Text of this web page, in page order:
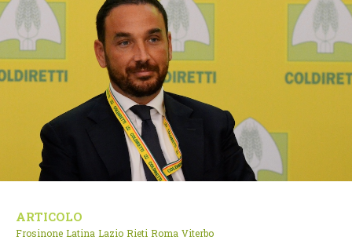
ARTICOLO
Frosinone Latina Lazio Rieti Roma Viterbo